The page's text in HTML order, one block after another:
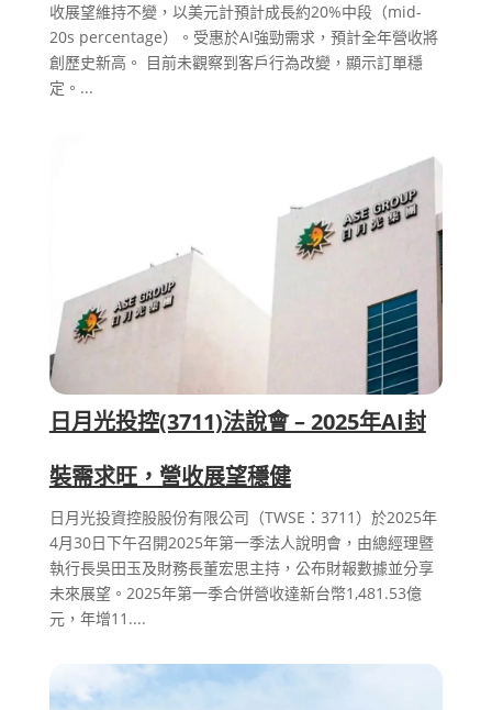
收展望維持不變，以美元計預計成長約20%中段（mid-
20s percentage）。受惠於AI強勁需求，預計全年營收將
創歷史新高。 目前未觀察到客戶行為改變，顯示訂單穩
定。...
日月光投控(3711)法說會 – 2025年AI封
裝需求旺，營收展望穩健
日月光投資控股股份有限公司（TWSE：3711）於2025年
4月30日下午召開2025年第一季法人說明會，由總經理暨
執行長吳田玉及財務長董宏思主持，公布財報數據並分享
未來展望。2025年第一季合併營收達新台幣1,481.53億
元，年增11....